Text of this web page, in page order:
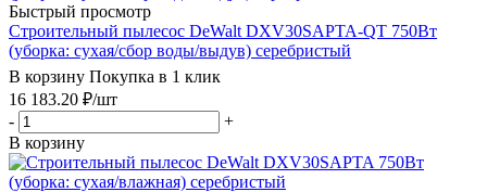
Быстрый просмотр
Строительный пылесос DeWalt DXV30SAPTA-QT 750Вт
(уборка: сухая/сбор воды/выдув) серебристый
В корзину Покупка в 1 клик
16 183.20 ₽/шт
-
+
В корзину